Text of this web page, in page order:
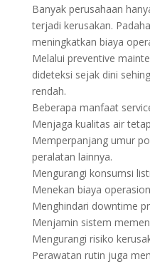
Banyak perusahaan
terjadi kerusakan.
meningkatkan biaya
Melalui preventive
dideteksi sejak dini
rendah.
Beberapa manfaat
Menjaga kualitas air
Memperpanjang umur
peralatan lainnya.
Mengurangi konsumsi
Menekan biaya
Menghindari downtime
Menjamin sistem
Mengurangi risiko
Perawatan rutin juga